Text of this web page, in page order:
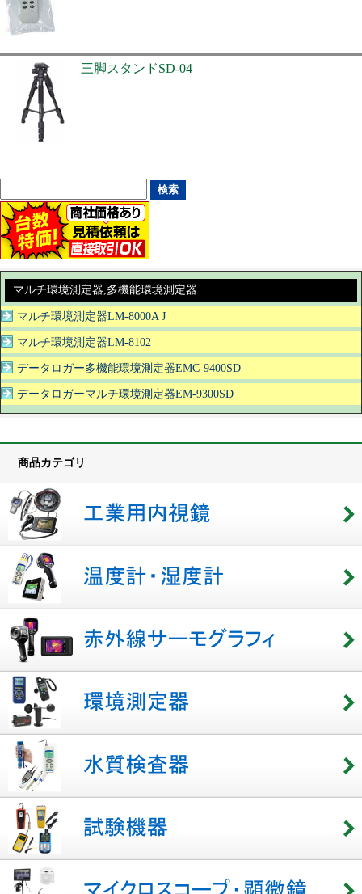
三脚スタンドSD-04
マルチ環境測定器,多機能環境測定器
マルチ環境測定器LM-8000A J
マルチ環境測定器LM-8102
データロガー多機能環境測定器EMC-9400SD
データロガーマルチ環境測定器EM-9300SD
商品カテゴリ